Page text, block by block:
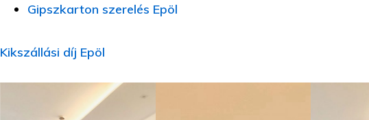
Gipszkarton szerelés Epöl
Kikszállási díj Epöl